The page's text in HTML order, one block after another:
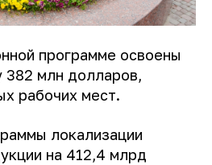
программе освоены
382 млн долларов,
рабочих мест.
локализации
на 412,4 млрд